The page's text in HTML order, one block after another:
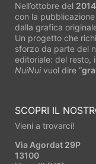
Nell’ottobre del 2014
con la
dalla grafica
Un progetto che
sforzo da parte del
editoriale: del resto,
NuiNuivuol dire “
SCOPRI IL
Vieni a trovarci!
Via Agordat 29P
13100